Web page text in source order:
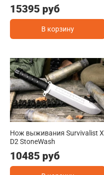
15395 руб
В корзину
Нож выживания Survivalist X
D2 StoneWash
10485 руб